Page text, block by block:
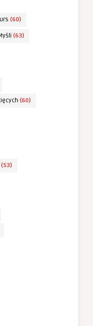
(60)
(63)
(60)
(53)